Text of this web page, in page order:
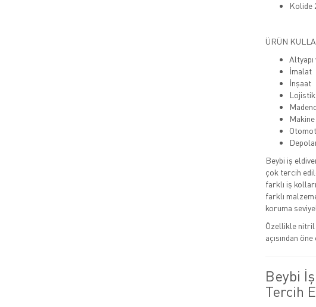
Kolide
ÜRÜN
Altyapı
İmalat
İnşaat
Lojistik
Beybi iş
çok tercih
farklı iş
farklı
koruma
Özellikle nitril
açısından
Beybi
Tercih